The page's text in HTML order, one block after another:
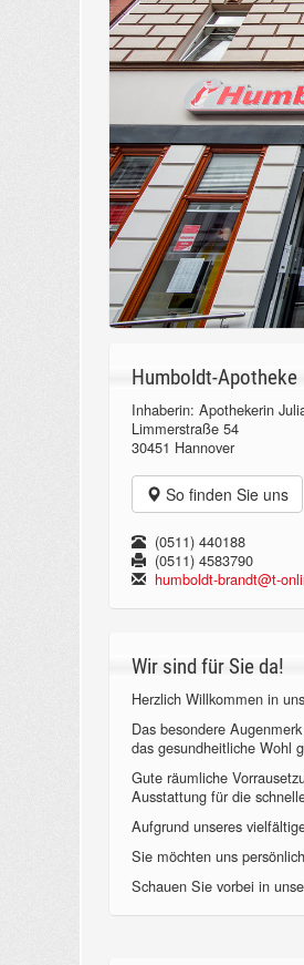
Humboldt-Apotheke
Inhaberin: Apothekerin
Limmerstraße 54
30451 Hannover
So finden Sie uns
(0511) 440188
(0511) 4583790
humboldt-brandt@t-
Wir sind für Sie da!
Herzlich Willkommen in
Das besondere
das gesundheitliche Wohl
Gute räumliche
Ausstattung für die
Aufgrund unseres
Sie möchten uns
Schauen Sie vorbei in